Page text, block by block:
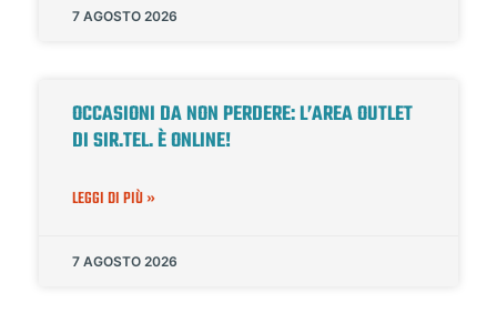
7 AGOSTO 2026
OCCASIONI DA NON PERDERE: L’AREA OUTLET
DI SIR.TEL. È ONLINE!
LEGGI DI PIÙ »
7 AGOSTO 2026